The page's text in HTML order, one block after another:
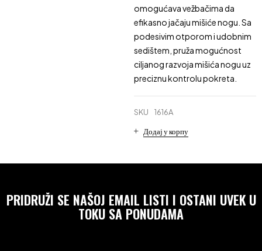
omogućava vežbačima da
efikasno jačaju mišiće nogu. Sa
podesivim otporom i udobnim
sedištem, pruža mogućnost
ciljanog razvoja mišića nogu uz
preciznu kontrolu pokreta.
SKU 1616A
Додај у корпу
PRIDRUŽI SE NAŠOJ EMAIL LISTI I OSTANI UVEK U
TOKU SA PONUDAMA